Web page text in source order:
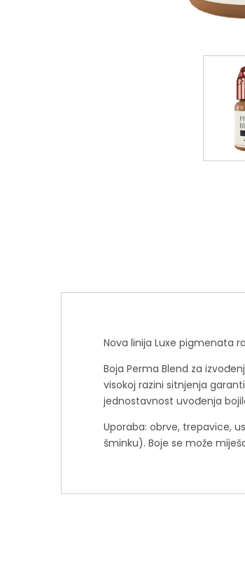
Nova linija Luxe pigmenata
Boja Perma Blend za
visokoj razini sitnjenja
jednostavnost uvođenja
Uporaba: obrve, trepavice,
šminku). Boje se može